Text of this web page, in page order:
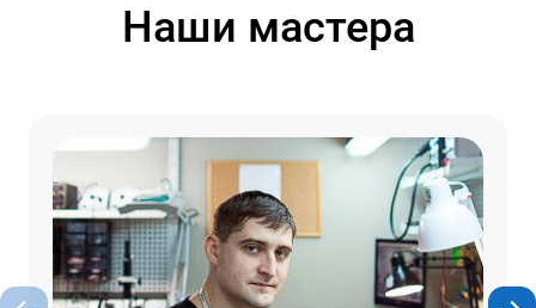
Наши мастера